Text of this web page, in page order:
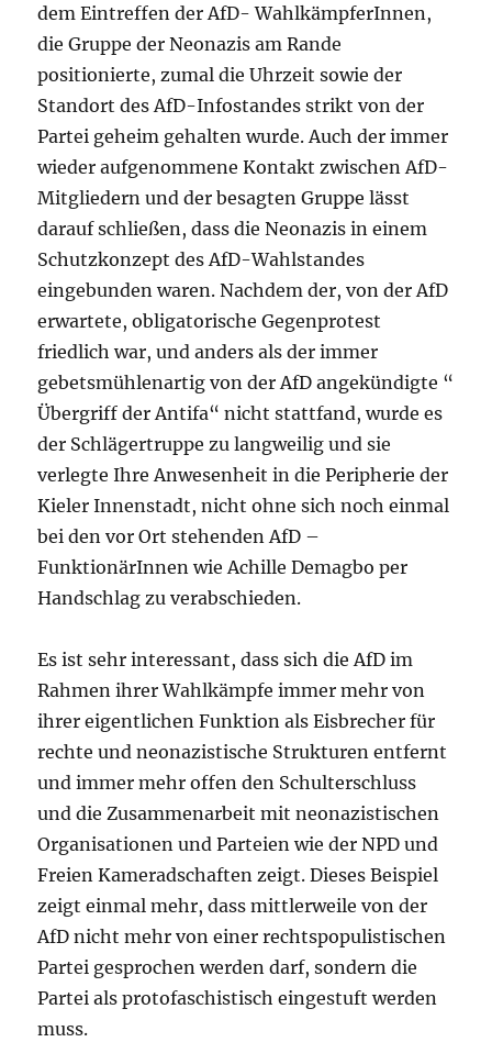
dem Eintreffen der AfD- WahlkämpferInnen,
die Gruppe der Neonazis am Rande
positionierte, zumal die Uhrzeit sowie der
Standort des AfD-Infostandes strikt von der
Partei geheim gehalten wurde. Auch der immer
wieder aufgenommene Kontakt zwischen AfD-
Mitgliedern und der besagten Gruppe lässt
darauf schließen, dass die Neonazis in einem
Schutzkonzept des AfD-Wahlstandes
eingebunden waren. Nachdem der, von der AfD
erwartete, obligatorische Gegenprotest
friedlich war, und anders als der immer
gebetsmühlenartig von der AfD angekündigte “
Übergriff der Antifa“ nicht stattfand, wurde es
der Schlägertruppe zu langweilig und sie
verlegte Ihre Anwesenheit in die Peripherie der
Kieler Innenstadt, nicht ohne sich noch einmal
bei den vor Ort stehenden AfD –
FunktionärInnen wie Achille Demagbo per
Handschlag zu verabschieden.
Es ist sehr interessant, dass sich die AfD im
Rahmen ihrer Wahlkämpfe immer mehr von
ihrer eigentlichen Funktion als Eisbrecher für
rechte und neonazistische Strukturen entfernt
und immer mehr offen den Schulterschluss
und die Zusammenarbeit mit neonazistischen
Organisationen und Parteien wie der NPD und
Freien Kameradschaften zeigt. Dieses Beispiel
zeigt einmal mehr, dass mittlerweile von der
AfD nicht mehr von einer rechtspopulistischen
Partei gesprochen werden darf, sondern die
Partei als protofaschistisch eingestuft werden
muss.